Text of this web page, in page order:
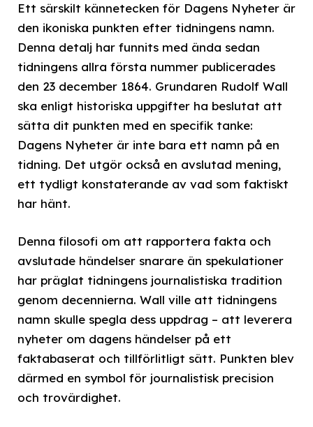
Ett särskilt kännetecken för Dagens Nyheter är
den ikoniska punkten efter tidningens namn.
Denna detalj har funnits med ända sedan
tidningens allra första nummer publicerades
den 23 december 1864. Grundaren Rudolf Wall
ska enligt historiska uppgifter ha beslutat att
sätta dit punkten med en specifik tanke:
Dagens Nyheter är inte bara ett namn på en
tidning. Det utgör också en avslutad mening,
ett tydligt konstaterande av vad som faktiskt
har hänt.
Denna filosofi om att rapportera fakta och
avslutade händelser snarare än spekulationer
har präglat tidningens journalistiska tradition
genom decennierna. Wall ville att tidningens
namn skulle spegla dess uppdrag – att leverera
nyheter om dagens händelser på ett
faktabaserat och tillförlitligt sätt. Punkten blev
därmed en symbol för journalistisk precision
och trovärdighet.